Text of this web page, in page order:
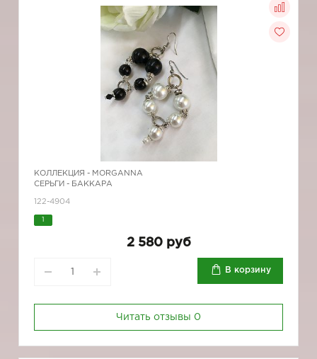
КОЛЛЕКЦИЯ - MORGANNA
СЕРЬГИ - БАККАРА
122-4904
2 580 руб
В корзину
Читать отзывы 0